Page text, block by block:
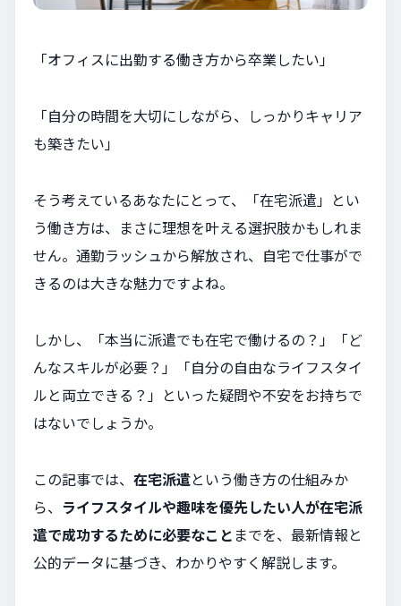
「オフィスに出勤する働き方から卒業したい」
「自分の時間を大切にしながら、しっかりキャリア
も築きたい」
そう考えているあなたにとって、「在宅派遣」とい
う働き方は、まさに理想を叶える選択肢かもしれま
せん。通勤ラッシュから解放され、自宅で仕事がで
きるのは大きな魅力ですよね。
しかし、「本当に派遣でも在宅で働けるの？」「ど
んなスキルが必要？」「自分の自由なライフスタイ
ルと両立できる？」といった疑問や不安をお持ちで
はないでしょうか。
この記事では、 在宅派遣という働き方の仕組みか
ら、 ライフスタイルや趣味を優先したい人が在宅派
遣で成功するために必要なこと までを、最新情報と
公的データに基づき、わかりやすく解説します。